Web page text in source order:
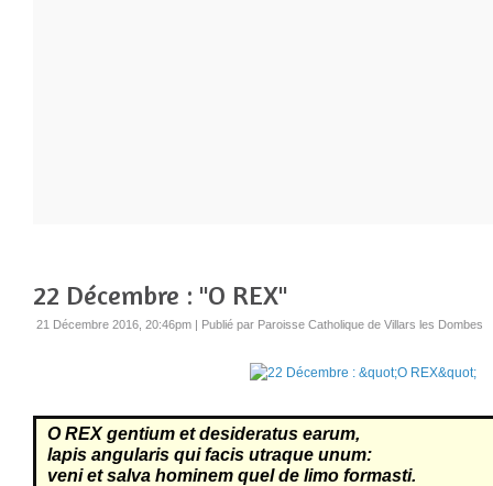
22 Décembre : "O REX"
21 Décembre 2016, 20:46pm | Publié par Paroisse Catholique de Villars les Dombes
O REX gentium et desideratus earum,
lapis angularis qui facis utraque unum:
veni et salva hominem quel de limo formasti.